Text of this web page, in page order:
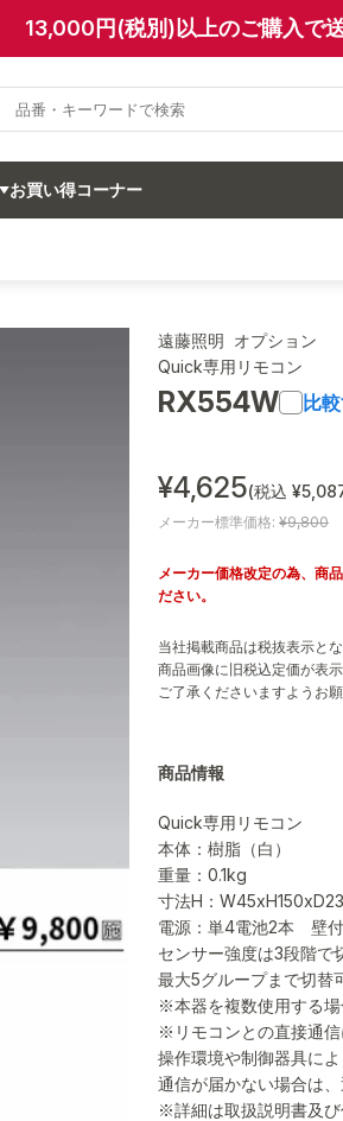
13,000円(税別)以上のご購入で
お買い得コーナー
遠藤照明 オプション
Quick専用リモコン
RX554W 比
¥4,625(税込
メーカー標準価格: ¥9,800
メーカー価格改定の為、商
ださい。
当社掲載商品は税抜表示とな
商品画像に旧税込定価が表
ご了承くださいますようお願
商品情報
Quick専用リモコン
本体：樹脂（白）
重量：0.1kg
寸法H：W45xH150xD23
電源：単4電池2本 壁
センサー強度は3段階で
最大5グループまで切替
※本器を複数使用する場
※リモコンとの直接通信
操作環境や制御器具に
通信が届かない場合は
※詳細は取扱説明書及び